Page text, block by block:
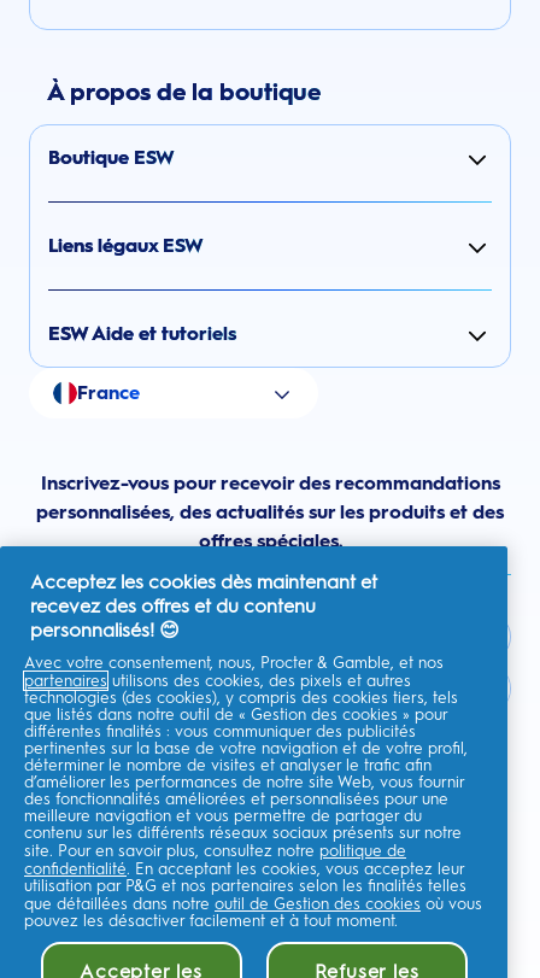
À propos de la boutique
Boutique ESW
Liens légaux ESW
ESW Aide et tutoriels
France
Inscrivez-vous pour recevoir des recommandations
personnalisées, des actualités sur les produits et des
offres spéciales.
France
Je consens à recevoir des communications personnalisées
concernant des offres, des actualités et d'autres initiatives
promotionnelles de la part d'Oral-B et d'autresmarques de P&G
mail et sur les canaux en ligne. Je peux medésinscrireà tout moment.
Procter & Gamble, le responsable du traitement des données, traitera
vos données personnelles pour vous permettre de vous inscrire sur ce
site, d'interagir avec ses services et, selon votre consentement, de vous
envoyer des communications commerciales pertinentes, y compris des
Pour plus d'informations sur le traitement de vos données et vos droits
Acceptez les cookies dès maintenant et
recevez des offres et du contenu
personnalisés! 😊
Avec votre consentement, nous, Procter & Gamble, et nos
partenaires utilisons des cookies, des pixels et autres
technologies (des cookies), y compris des cookies tiers, tels
que listés dans notre outil de « Gestion des cookies » pour
différentes finalités : vous communiquer des publicités
pertinentes sur la base de votre navigation et de votre profil,
déterminer le nombre de visites et analyser le trafic afin
d’améliorer les performances de notre site Web, vous fournir
des fonctionnalités améliorées et personnalisées pour une
meilleure navigation et vous permettre de partager du
contenu sur les différents réseaux sociaux présents sur notre
site. Pour en savoir plus, consultez notre politique de
confidentialité. En acceptant les cookies, vous acceptez leur
utilisation par P&G et nos partenaires selon les finalités telles
que détaillées dans notre outil de Gestion des cookies où vous
pouvez les désactiver facilement et à tout moment.
Accepter les Refuser les